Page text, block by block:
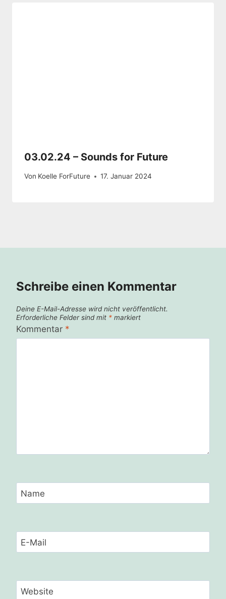
03.02.24 – Sounds for Future
Von Koelle ForFuture 17. Januar 2024
Schreibe einen Kommentar
Deine E-Mail-Adresse wird nicht veröffentlicht.
Erforderliche Felder sind mit * markiert
Kommentar *
Name
E-Mail
Website